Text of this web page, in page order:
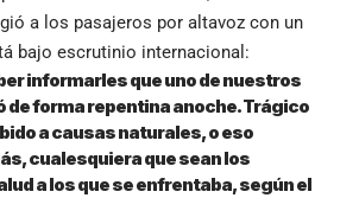
a los pasajeros por altavoz con un
bajo escrutinio internacional:
informarles que uno de nuestros
de forma repentina anoche. Trágico
a causas naturales, o eso
cualesquiera que sean los
a los que se enfrentaba, según el